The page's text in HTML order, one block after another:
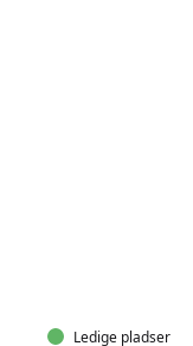
Ledige pladser